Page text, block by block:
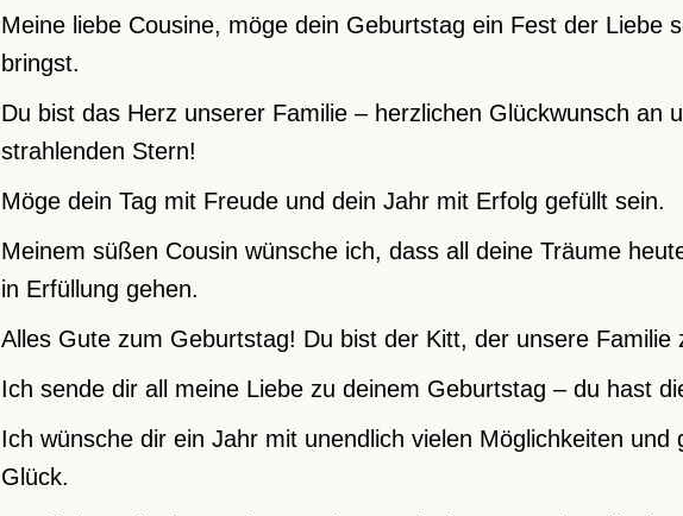
Meine liebe Cousine, möge dein Geburtstag ein Fest der Liebe
bringst.
Du bist das Herz unserer Familie – herzlichen Glückwunsch an
strahlenden Stern!
Möge dein Tag mit Freude und dein Jahr mit Erfolg gefüllt sein.
Meinem süßen Cousin wünsche ich, dass all deine Träume
in Erfüllung gehen.
Alles Gute zum Geburtstag! Du bist der Kitt, der unsere Familie
Ich sende dir all meine Liebe zu deinem Geburtstag – du hast
Ich wünsche dir ein Jahr mit unendlich vielen Möglichkeiten und
Glück.